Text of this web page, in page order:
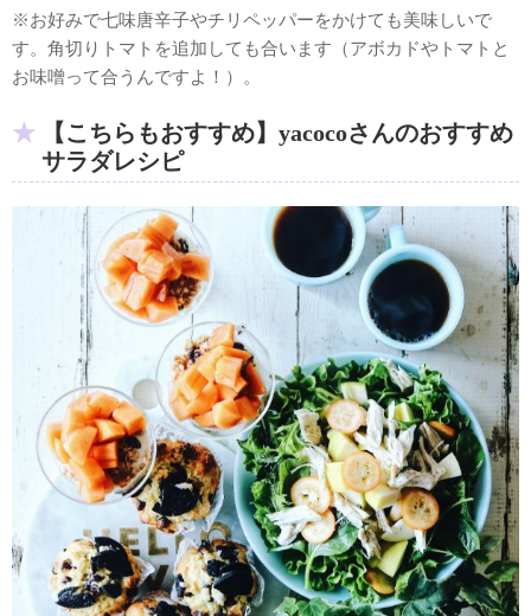
※お好みで七味唐辛子やチリペッパーをかけても美味しいで
す。角切りトマトを追加しても合います（アボカドやトマトと
お味噌って合うんですよ！）。
【こちらもおすすめ】yacocoさんのおすすめ
サラダレシピ